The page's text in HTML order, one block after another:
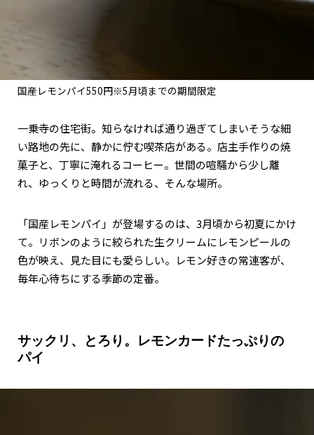
紹介します。
おすすめのイベント
国産レモンパイ550円※5月頃までの期間限定
一乗寺の住宅街。知らなければ通り過ぎてしまいそうな細
い路地の先に、静かに佇む喫茶店がある。店主手作りの焼
菓子と、丁寧に淹れるコーヒー。世間の喧騒から少し離
れ、ゆっくりと時間が流れる、そんな場所。
「国産レモンパイ」が登場するのは、3月頃から初夏にかけ
て。リボンのように絞られた生クリームにレモンピールの
色が映え、見た目にも愛らしい。レモン好きの常連客が、
毎年心待ちにする季節の定番。
サックリ、とろり。レモンカードたっぷりの
パイ